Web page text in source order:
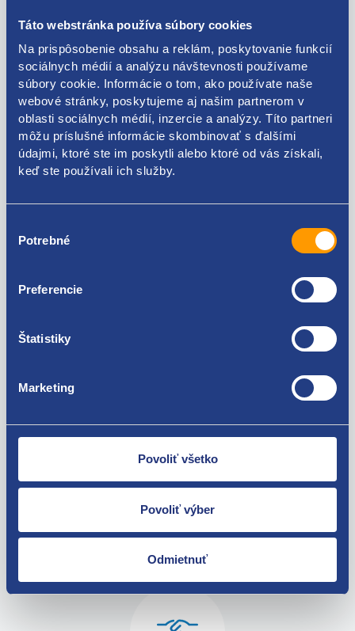
Táto webstránka používa súbory cookies
Na prispôsobenie obsahu a reklám, poskytovanie funkcií
sociálnych médií a analýzu návštevnosti používame
súbory cookie. Informácie o tom, ako používate naše
webové stránky, poskytujeme aj našim partnerom v
oblasti sociálnych médií, inzercie a analýzy. Títo partneri
môžu príslušné informácie skombinovať s ďalšími
údajmi, ktoré ste im poskytli alebo ktoré od vás získali,
keď ste používali ich služby.
súhlasu
Potrebné
Preferencie
Štatistiky
Marketing
Povoliť všetko
Povoliť výber
Odmietnuť
Popis produktu
sekundárne vzduchové čerpadlo
ŠKODA originál - 06A959253B, 06A959253E
Použiteľné pre vozidlá
Škoda Fabia I 1999-2007 2.0
Škoda Octavia II 2004-2013 1.6
Škoda Superb I 2001-2008 2.0
Škoda Superb I 2001-2008 2.8 V6
Volkswagen Passat B6 2005 - 2010 1.6 MPI
Volkswagen Passat B5 1996 - 2005 1.8
Volkswagen Passat B5 1996 - 2005 2.0
Volkswagen Passat B5 1996 - 2005 2.8 V6
Volkswagen Golf V 2003 - 2009 1.6
Audi A8 (D3) 2003 - 2010 2.8 FSI
Nie ste spokojní? Vyriešime to!
Tovar môžete vrátiť do 60 dní od